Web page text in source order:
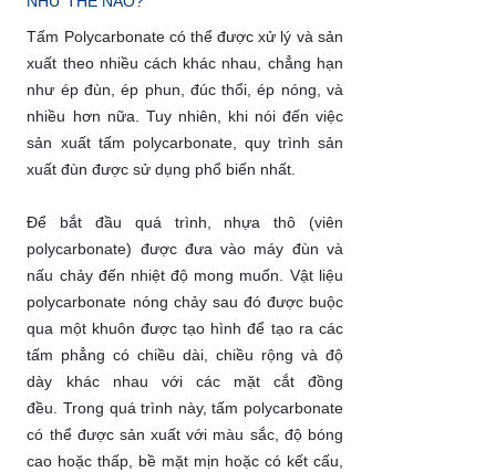
Tấm Polycarbonate có thể được xử lý và sản
xuất theo nhiều cách khác nhau, chẳng hạn
như ép đùn, ép phun, đúc thổi, ép nóng, và
nhiều hơn nữa. Tuy nhiên, khi nói đến việc
sản xuất tấm polycarbonate, quy trình sản
xuất đùn được sử dụng phổ biến nhất.
Để bắt đầu quá trình, nhựa thô (viên
polycarbonate) được đưa vào máy đùn và
nấu chảy đến nhiệt độ mong muốn. Vật liệu
polycarbonate nóng chảy sau đó được buộc
qua một khuôn được tạo hình để tạo ra các
tấm phẳng có chiều dài, chiều rộng và độ
dày khác nhau với các mặt cắt đồng
đều. Trong quá trình này, tấm polycarbonate
có thể được sản xuất với màu sắc, độ bóng
cao hoặc thấp, bề mặt mịn hoặc có kết cấu,